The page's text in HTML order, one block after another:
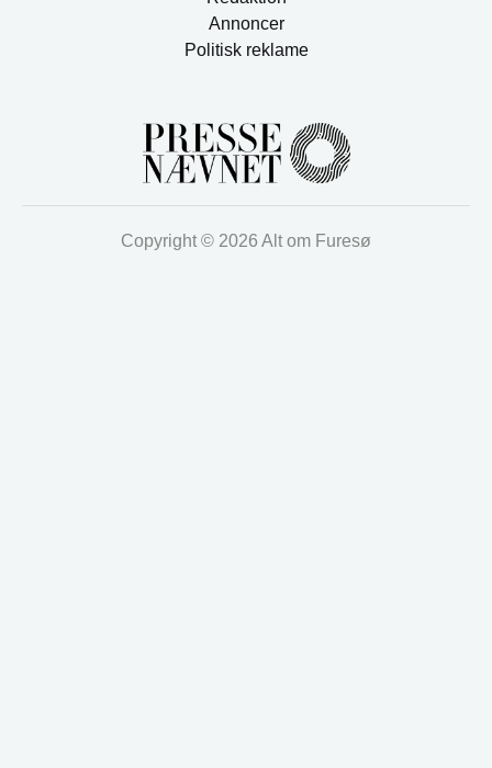
Annoncer
Politisk reklame
Copyright © 2026 Alt om Furesø